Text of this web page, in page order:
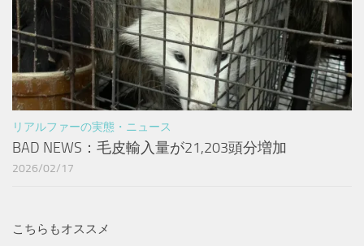
リアルファーの実態・ニュース
BAD NEWS：毛皮輸入量が21,203頭分増加
2026/02/17
こちらもオススメ